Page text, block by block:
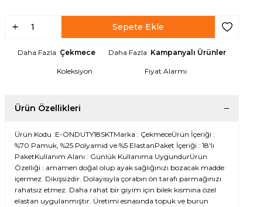
Sepete Ekle Favoriye
Daha Fazla Çekmece Daha Fazla Kampanyalı Ürünler
Koleksiyon Fiyat Alarmı
Ürün Özellikleri
Ürün Kodu :E-ONDUTY18SKTMarka : ÇekmeceÜrün İçeriği :
%70 Pamuk, %25 Polyamid ve %5 ElastanPaket İçeriği : 18'lı
PaketKullanım Alanı : Günlük Kullanıma UygundurÜrün
Özelliği : amamen doğal olup ayak sağlığınızı bozacak madde
içermez. Dikişsizdir. Dolayısıyla çorabın ön tarafı parmağınızı
rahatsız etmez. Daha rahat bir giyim için bilek kısmına özel
elastan uygulanmıştır. Üretimi esnasında topuk ve burun